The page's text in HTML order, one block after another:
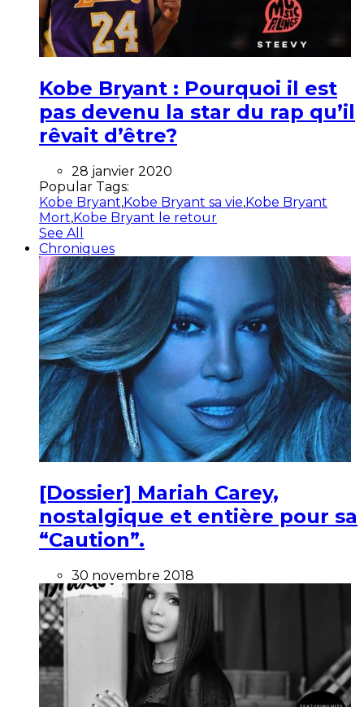
Kobe Bryant : Pourquoi il est
pas devenu la star du rap qu’il
rêvait d’être?
28 janvier 2020
Popular Tags:
Kobe Bryant,Kobe Bryant sa vie,Kobe Bryant
Mort,Kobe Bryant le retour
See All
Chroniques
[Dossier] Mariah Carey,
nostalgique et entière pour sa
“Caution”.
30 novembre 2018